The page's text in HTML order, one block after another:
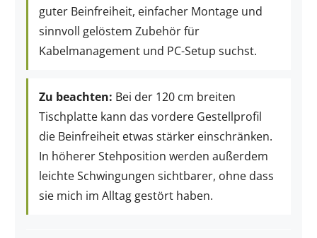
guter Beinfreiheit, einfacher Montage und
sinnvoll gelöstem Zubehör für
Kabelmanagement und PC-Setup suchst.
Zu beachten: Bei der 120 cm breiten
Tischplatte kann das vordere Gestellprofil
die Beinfreiheit etwas stärker einschränken.
In höherer Stehposition werden außerdem
leichte Schwingungen sichtbarer, ohne dass
sie mich im Alltag gestört haben.